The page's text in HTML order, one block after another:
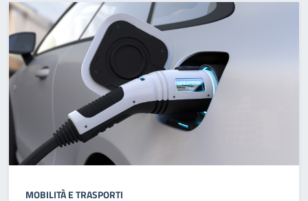
MOBILITÀ E TRASPORTI